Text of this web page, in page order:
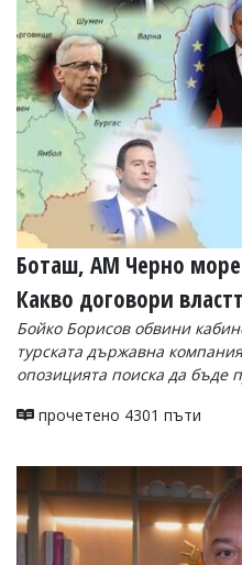
УКРАЙНА
СПОРТ
РАЗСЛЕДВАНЕ
БИЗНЕС
ЮГ
Управители:
Веселин
Василев,
email:
v.vasilev@flagman.bg
Катя
Касабова,
еmail:k.kassabova@flagman.bg
Главен
Иван
Коментарите
под
Боташ, АМ Черно море
Какво договори
Бойко Борисов обвини
турската държавна
опозицията поиска да бъде
прочетено 4301 пъти